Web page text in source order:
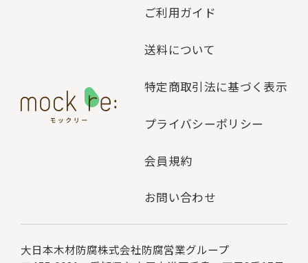
ご利用ガイド
送料について
特定商取引法に基づく表示
プライバシーポリシー
会員規約
お問い合わせ
大日本木材防腐株式会社防腐営業グループ